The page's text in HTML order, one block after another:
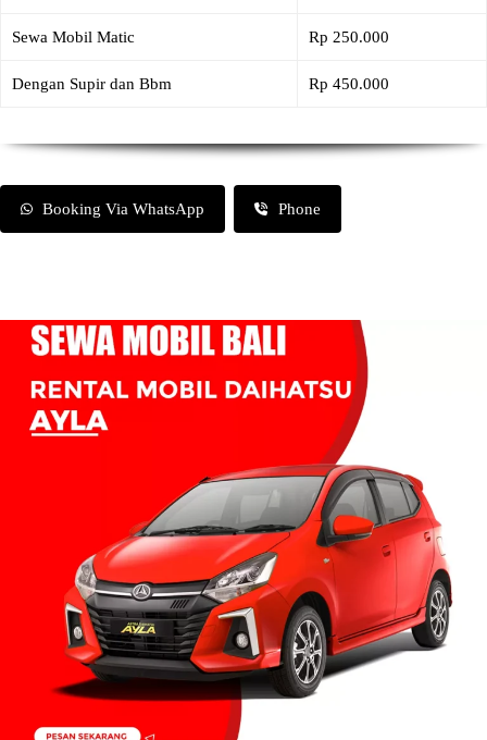
Sewa Mobil Matic Rp 250.000
Dengan Supir dan Bbm Rp 450.000
Booking Via WhatsApp Phone